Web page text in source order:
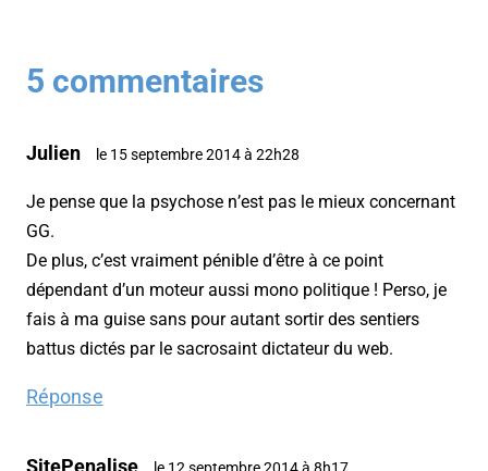
5 commentaires
Julien le 15 septembre 2014 à 22h28
Je pense que la psychose n’est pas le mieux concernant
GG.
De plus, c’est vraiment pénible d’être à ce point
dépendant d’un moteur aussi mono politique ! Perso, je
fais à ma guise sans pour autant sortir des sentiers
battus dictés par le sacrosaint dictateur du web.
Réponse